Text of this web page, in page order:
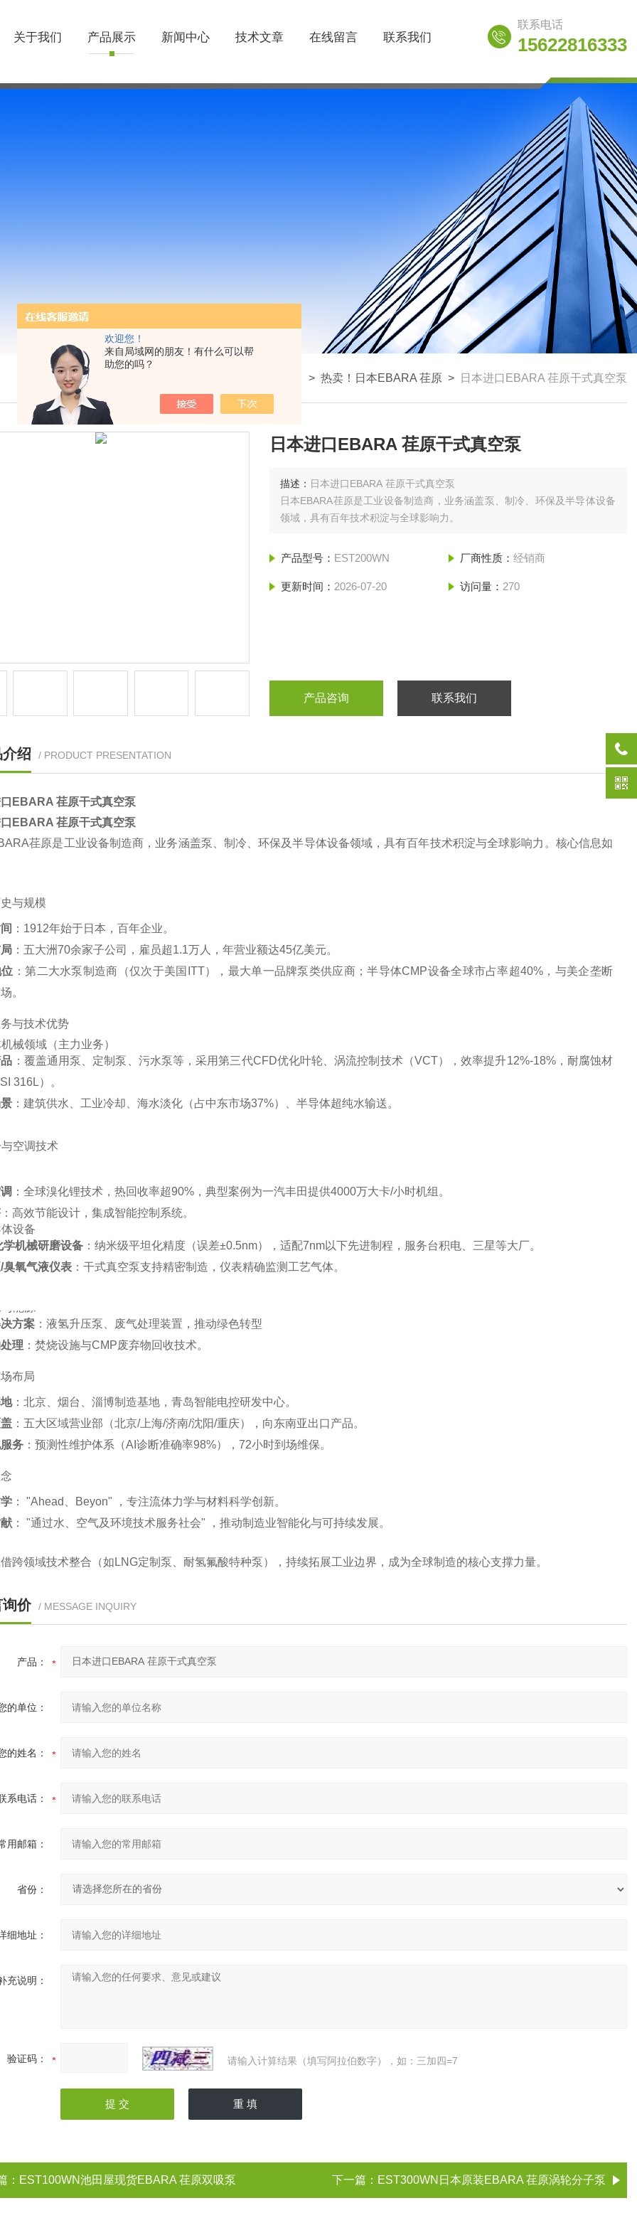
欢迎您！
来自局域网的朋友！有什么可以帮
助您的吗？
关于我们 产品展示 新闻中心 技术文章 在线留言 联系我们
联系电话
15622816333
> > 热卖！日本EBARA 荏原 > 日本进口EBARA 荏原干式真空泵
日本进口EBARA 荏原干式真空泵
描述： 日本进口EBARA 荏原干式真空泵
日本EBARA荏原是工业设备制造商，业务涵盖泵、制冷、环保及半导体设备
领域，具有百年技术积淀与全球影响力。
产品型号： EST200WN 厂商性质： 经销商
更新时间： 2026-07-20 访问量： 270
产品咨询 联系我们
绍 / PRODUCT PRESENTATION
EBARA 荏原干式真空泵
EBARA 荏原干式真空泵
荏原是工业设备制造商，业务涵盖泵、制冷、环保及半导体设备领域，具有百年技术积淀与全球影响力。核心信息如
与规模
‌：1912年始于日本，百年企业‌。
‌：五大洲70余家子公司，雇员超1.1万人，年营业额达45亿美元‌。
‌：第二大水泵制造商（仅次于美国ITT），最大单一品牌泵类供应商‌ ；半导体CMP设备全球市占率超40%，与美企垄断
。
与技术优势
械领域（主力业务）
‌：覆盖通用泵、定制泵、污水泵等，采用第三代CFD优化叶轮、涡流控制技术（VCT），效率提升12%-18%，耐腐蚀材
316L）‌。
‌：建筑供水、工业冷却、海水淡化（占中东市场37%）、半导体超纯水输送‌。
空调技术
‌：全球溴化锂技术，热回收率超90%，典型案例为一汽丰田提供4000万大卡/小时机组‌。
‌：高效节能设计，集成智能控制系统‌。
设备
学机械研磨设备 ‌：纳米级平坦化精度（误差±0.5nm），适配7nm以下先进制程，服务台积电、三星等大厂。
臭氧气液仪表 ‌：干式真空泵支持精密制造，仪表精确监测工艺气体‌。
方案 ‌：液氢升压泵、废气处理装置，推动绿色转型‌
理 ‌：焚烧设施与CMP废弃物回收技术‌。
布局
‌：北京、烟台、淄博制造基地，青岛智能电控研发中心‌。
‌：五大区域营业部（北京/上海/济南/沈阳/重庆），向东南亚出口产品‌。
务 ‌：预测性维护体系（AI诊断准确率98%），72小时到场维保‌。
‌： "Ahead、Beyon" ，专注流体力学与材料科学创新‌。
‌： "通过水、空气及环境技术服务社会" ，推动制造业智能化与可持续发展‌。
跨领域技术整合（如LNG定制泵、耐氢氟酸特种泵）‌ ，持续拓展工业边界，成为全球制造的核心支撑力量。
价 / MESSAGE INQUIRY
产品：
的单位：
的姓名：
系电话：
用邮箱：
省份：
细地址：
充说明：
验证码： 请输入计算结果（填写阿拉伯数字），如：三加四=7
： EST100WN池田屋现货EBARA 荏原双吸泵 下一篇： EST300WN日本原装EBARA 荏原涡轮分子泵